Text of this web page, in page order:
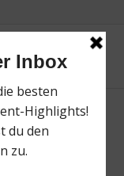
Düsseldorf |